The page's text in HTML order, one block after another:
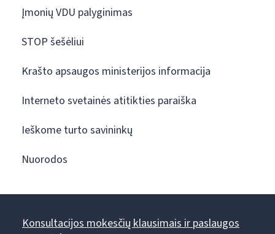
Įmonių VDU palyginimas
STOP šešėliui
Krašto apsaugos ministerijos informacija
Interneto svetainės atitikties paraiška
Ieškome turto savininkų
Nuorodos
Konsultacijos mokesčių klausimais ir paslaugos